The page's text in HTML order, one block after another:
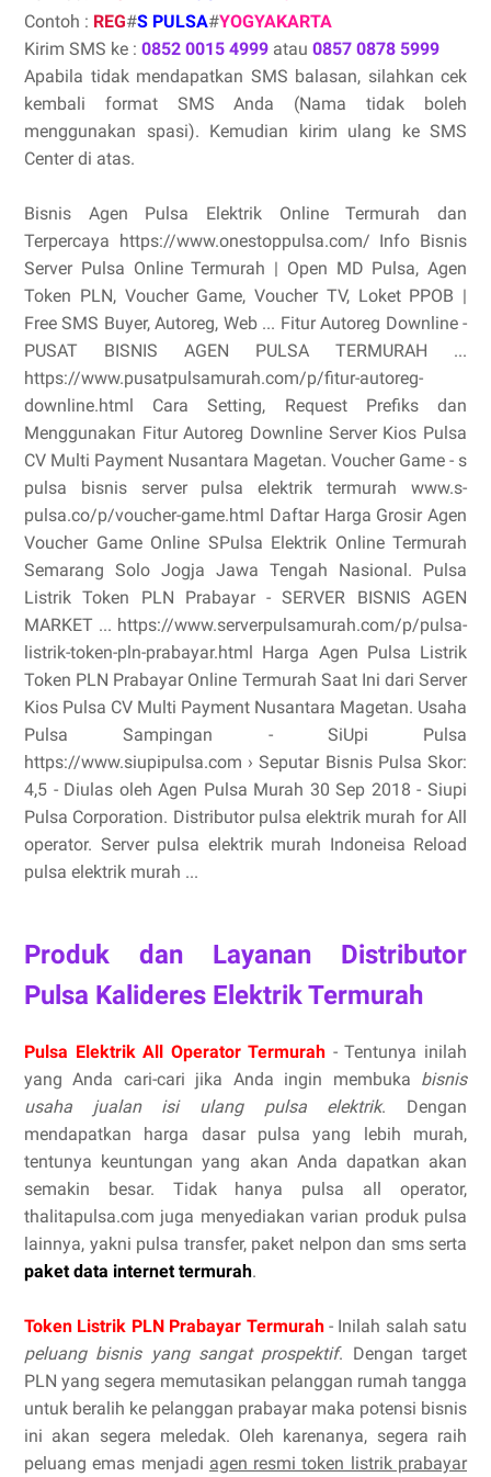
Contoh : REG#S PULSA#YOGYAKARTA
Kirim SMS ke : 0852 0015 4999 atau 0857 0878 5999
Apabila tidak mendapatkan SMS balasan, silahkan cek
kembali format SMS Anda (Nama tidak boleh
menggunakan spasi). Kemudian kirim ulang ke SMS
Center di atas.
Bisnis Agen Pulsa Elektrik Online Termurah dan
Terpercaya https://www.onestoppulsa.com/ Info Bisnis
Server Pulsa Online Termurah | Open MD Pulsa, Agen
Token PLN, Voucher Game, Voucher TV, Loket PPOB |
Free SMS Buyer, Autoreg, Web ... Fitur Autoreg Downline -
PUSAT BISNIS AGEN PULSA TERMURAH ...
https://www.pusatpulsamurah.com/p/fitur-autoreg-
downline.html Cara Setting, Request Prefiks dan
Menggunakan Fitur Autoreg Downline Server Kios Pulsa
CV Multi Payment Nusantara Magetan. Voucher Game - s
pulsa bisnis server pulsa elektrik termurah www.s-
pulsa.co/p/voucher-game.html Daftar Harga Grosir Agen
Voucher Game Online SPulsa Elektrik Online Termurah
Semarang Solo Jogja Jawa Tengah Nasional. Pulsa
Listrik Token PLN Prabayar - SERVER BISNIS AGEN
MARKET ... https://www.serverpulsamurah.com/p/pulsa-
listrik-token-pln-prabayar.html Harga Agen Pulsa Listrik
Token PLN Prabayar Online Termurah Saat Ini dari Server
Kios Pulsa CV Multi Payment Nusantara Magetan. Usaha
Pulsa Sampingan - SiUpi Pulsa
https://www.siupipulsa.com › Seputar Bisnis Pulsa Skor:
4,5 - ‎Diulas oleh Agen Pulsa Murah 30 Sep 2018 - Siupi
Pulsa Corporation. Distributor pulsa elektrik murah for All
operator. Server pulsa elektrik murah Indoneisa Reload
pulsa elektrik murah ...
Produk dan Layanan Distributor
Pulsa Kalideres Elektrik Termurah
Pulsa Elektrik All Operator Termurah - Tentunya inilah
yang Anda cari-cari jika Anda ingin membuka bisnis
usaha jualan isi ulang pulsa elektrik. Dengan
mendapatkan harga dasar pulsa yang lebih murah,
tentunya keuntungan yang akan Anda dapatkan akan
semakin besar. Tidak hanya pulsa all operator,
thalitapulsa.com juga menyediakan varian produk pulsa
lainnya, yakni pulsa transfer, paket nelpon dan sms serta
paket data internet termurah.
Token Listrik PLN Prabayar Termurah- Inilah salah satu
peluang bisnis yang sangat prospektif. Dengan target
PLN yang segera memutasikan pelanggan rumah tangga
untuk beralih ke pelanggan prabayar maka potensi bisnis
ini akan segera meledak. Oleh karenanya, segera raih
peluang emas menjadi agen resmi token listrik prabayar